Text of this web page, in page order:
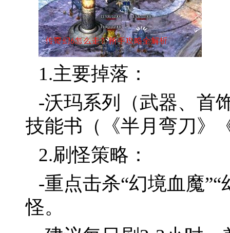
1.主要掉落：
-沃玛系列（武器、首
技能书（《半月弯刀》
2.刷怪策略：
-重点击杀“幻境血魔
怪。